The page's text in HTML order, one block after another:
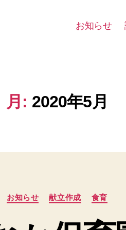
お知らせ
月: 2020年5月
カ
テ
リ
お知らせ 献立作成 食育